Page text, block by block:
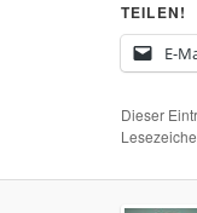
TEILEN!
E-
Dieser